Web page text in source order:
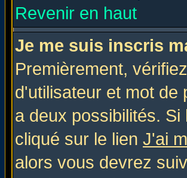
Revenir en haut
Je me suis inscris
Premièrement,
d'utilisateur et mot de
a deux possibilités.
cliqué sur le lien J'ai
alors vous devrez